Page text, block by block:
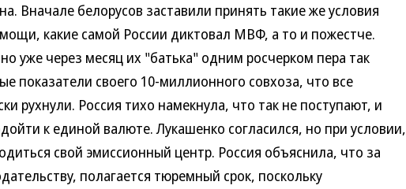
Вначале белорусов заставили принять такие же условия
какие самой России диктовал МВФ, а то и пожестче.
уже через месяц их "батька" одним росчерком пера так
показатели своего 10-миллионного совхоза, что все
рухнули. Россия тихо намекнула, что так не поступают, и
к единой валюте. Лукашенко согласился, но при условии,
свой эмиссионный центр. Россия объяснила, что за
полагается тюремный срок, поскольку